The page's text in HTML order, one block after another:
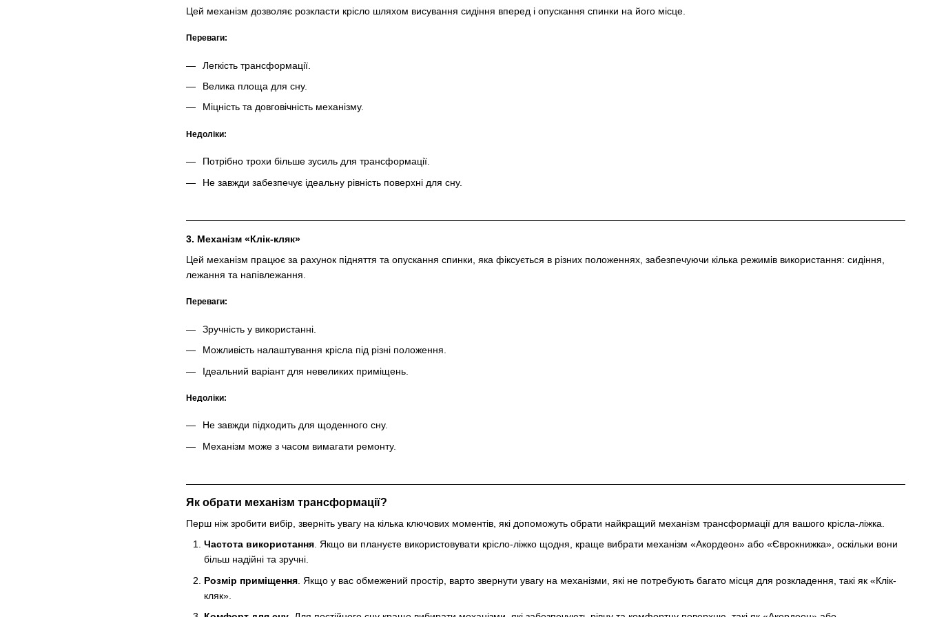
Цей механізм дозволяє розкласти крісло шляхом висування сидіння вперед і опускання спинки на його місце.
Переваги:
Легкість трансформації.
Велика площа для сну.
Міцність та довговічність механізму.
Недоліки:
Потрібно трохи більше зусиль для трансформації.
Не завжди забезпечує ідеальну рівність поверхні для сну.
3. Механізм «Клік-кляк»
Цей механізм працює за рахунок підняття та опускання спинки, яка фіксується в різних положеннях, забезпечуючи кілька режимів використання: сидіння,
лежання та напівлежання.
Переваги:
Зручність у використанні.
Можливість налаштування крісла під різні положення.
Ідеальний варіант для невеликих приміщень.
Недоліки:
Не завжди підходить для щоденного сну.
Механізм може з часом вимагати ремонту.
Як обрати механізм трансформації?
Перш ніж зробити вибір, зверніть увагу на кілька ключових моментів, які допоможуть обрати найкращий механізм трансформації для вашого крісла-ліжка.
Частота використання. Якщо ви плануєте використовувати крісло-ліжко щодня, краще вибрати механізм «Акордеон» або «Єврокнижка», оскільки вони
більш надійні та зручні.
Розмір приміщення . Якщо у вас обмежений простір, варто звернути увагу на механізми, які не потребують багато місця для розкладення, такі як «Клік-
кляк».